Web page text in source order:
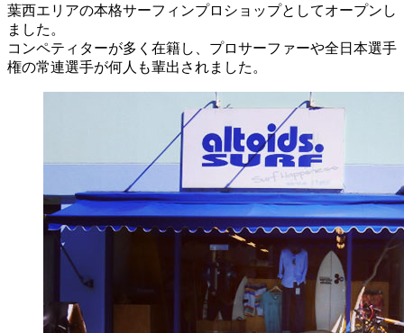
葉西エリアの本格サーフィンプロショップとしてオープンし
ました。
コンペティターが多く在籍し、プロサーファーや全日本選手
権の常連選手が何人も輩出されました。